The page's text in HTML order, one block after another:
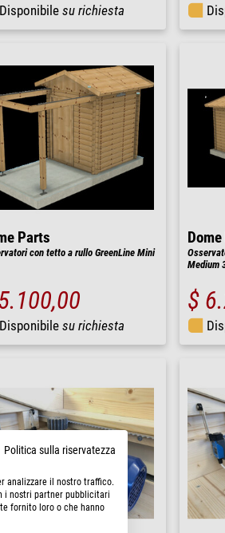
Disponibile su richiesta
Parts
con tetto a rullo GreenLine Mini
Disponibile su richiesta
Medium
$
Politica sulla riservatezza
analizzare il nostro traffico.
i nostri partner pubblicitari
fornito loro o che hanno